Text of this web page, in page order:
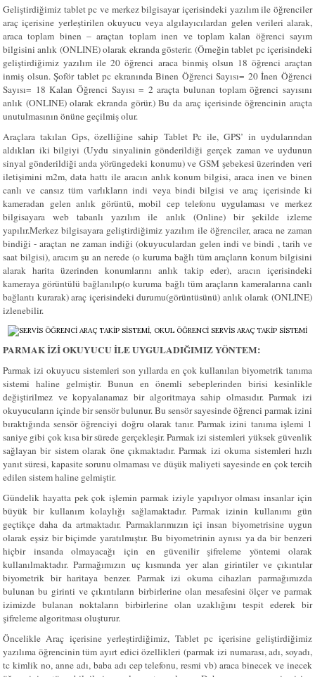
Geliştirdiğimiz tablet pc ve merkez bilgisayar içerisindeki yazılım ile öğrenciler
araç içerisine yerleştirilen okuyucu veya algılayıcılardan gelen verileri alarak,
araca toplam binen – araçtan toplam inen ve toplam kalan öğrenci sayım
bilgisini anlık (ONLINE) olarak ekranda gösterir. (Örneğin tablet pc içerisindeki
geliştirdiğimiz yazılım ile 20 öğrenci araca binmiş olsun 18 öğrenci araçtan
inmiş olsun. Şoför tablet pc ekranında Binen Öğrenci Sayısı= 20 İnen Öğrenci
Sayısı= 18 Kalan Öğrenci Sayısı = 2 araçta bulunan toplam öğrenci sayısını
anlık (ONLINE) olarak ekranda görür.) Bu da araç içerisinde öğrencinin araçta
unutulmasının önüne geçilmiş olur.
Araçlara takılan Gps, özelliğine sahip Tablet Pc ile, GPS’ in uydularından
aldıkları iki bilgiyi (Uydu sinyalinin gönderildiği gerçek zaman ve uydunun
sinyal gönderildiği anda yörüngedeki konumu) ve GSM şebekesi üzerinden veri
iletişimini m2m, data hattı ile aracın anlık konum bilgisi, araca inen ve binen
canlı ve cansız tüm varlıkların indi veya bindi bilgisi ve araç içerisinde ki
kameradan gelen anlık görüntü, mobil cep telefonu uygulaması ve merkez
bilgisayara web tabanlı yazılım ile anlık (Online) bir şekilde izleme
yapılır.Merkez bilgisayara geliştirdiğimiz yazılım ile öğrenciler, araca ne zaman
bindiği - araçtan ne zaman indiği (okuyuculardan gelen indi ve bindi , tarih ve
saat bilgisi), aracım şu an nerede (o kuruma bağlı tüm araçların konum bilgisini
alarak harita üzerinden konumlarını anlık takip eder), aracın içerisindeki
kameraya görüntülü bağlanılıp(o kuruma bağlı tüm araçların kameralarına canlı
bağlantı kurarak) araç içerisindeki durumu(görüntüsünü) anlık olarak (ONLINE)
izlenebilir.
PARMAK İZİ OKUYUCU İLE UYGULADIĞIMIZ YÖNTEM:
Parmak izi okuyucu sistemleri son yıllarda en çok kullanılan biyometrik tanıma
sistemi haline gelmiştir. Bunun en önemli sebeplerinden birisi kesinlikle
değiştirilmez ve kopyalanamaz bir algoritmaya sahip olmasıdır. Parmak izi
okuyucuların içinde bir sensör bulunur. Bu sensör sayesinde öğrenci parmak izini
bıraktığında sensör öğrenciyi doğru olarak tanır. Parmak izini tanıma işlemi 1
saniye gibi çok kısa bir sürede gerçekleşir. Parmak izi sistemleri yüksek güvenlik
sağlayan bir sistem olarak öne çıkmaktadır. Parmak izi okuma sistemleri hızlı
yanıt süresi, kapasite sorunu olmaması ve düşük maliyeti sayesinde en çok tercih
edilen sistem haline gelmiştir.
Gündelik hayatta pek çok işlemin parmak iziyle yapılıyor olması insanlar için
büyük bir kullanım kolaylığı sağlamaktadır. Parmak izinin kullanımı gün
geçtikçe daha da artmaktadır. Parmaklarımızın içi insan biyometrisine uygun
olarak eşsiz bir biçimde yaratılmıştır. Bu biyometrinin aynısı ya da bir benzeri
hiçbir insanda olmayacağı için en güvenilir şifreleme yöntemi olarak
kullanılmaktadır. Parmağımızın uç kısmında yer alan girintiler ve çıkıntılar
biyometrik bir haritaya benzer. Parmak izi okuma cihazları parmağımızda
bulunan bu girinti ve çıkıntıların birbirlerine olan mesafesini ölçer ve parmak
izimizde bulanan noktaların birbirlerine olan uzaklığını tespit ederek bir
şifreleme algoritması oluşturur.
Öncelikle Araç içerisine yerleştirdiğimiz, Tablet pc içerisine geliştirdiğimiz
yazılıma öğrencinin tüm ayırt edici özellikleri (parmak izi numarası, adı, soyadı,
tc kimlik no, anne adı, baba adı cep telefonu, resmi vb) araca binecek ve inecek